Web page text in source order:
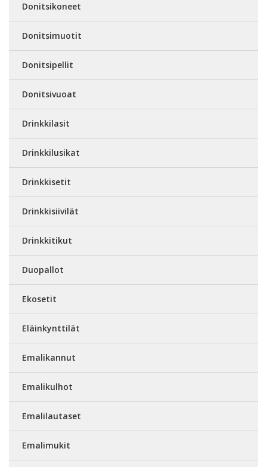
Donitsikoneet
Donitsimuotit
Donitsipellit
Donitsivuoat
Drinkkilasit
Drinkkilusikat
Drinkkisetit
Drinkkisiivilät
Drinkkitikut
Duopallot
Ekosetit
Eläinkynttilät
Emalikannut
Emalikulhot
Emalilautaset
Emalimukit